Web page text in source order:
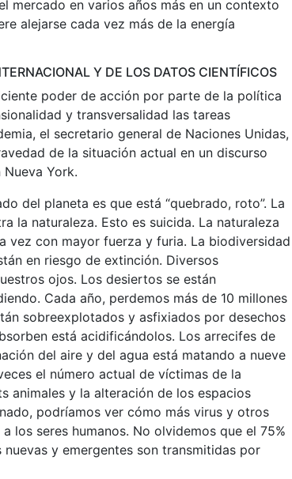
mercado en varios años más en un contexto
alejarse cada vez más de la energía
Y DE LOS DATOS CIENTÍFICOS
poder de acción por parte de la política
y transversalidad las tareas
el secretario general de Naciones Unidas,
de la situación actual en un discurso
York.
del planeta es que está “quebrado, roto”. La
la naturaleza. Esto es suicida. La naturaleza
vez con mayor fuerza y furia. La biodiversidad
en riesgo de extinción. Diversos
ojos. Los desiertos se están
Cada año, perdemos más de 10 millones
sobreexplotados y asfixiados por desechos
está acidificándolos. Los arrecifes de
del aire y del agua está matando a nueve
el número actual de víctimas de la
animales y la alteración de los espacios
podríamos ver cómo más virus y otros
los seres humanos. No olvidemos que el 75%
y emergentes son transmitidas por